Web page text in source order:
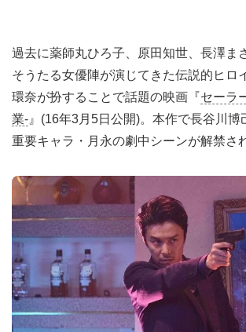
過去に薬師丸ひろ子、原田知世、長澤ま
そうたる女優陣が演じてきた伝説的ヒロ
環奈が扮することで話題の映画『セーラ
業- 』(16年3月5日公開)。本作で長谷川博
重要キャラ・月永の劇中シーンが解禁さ